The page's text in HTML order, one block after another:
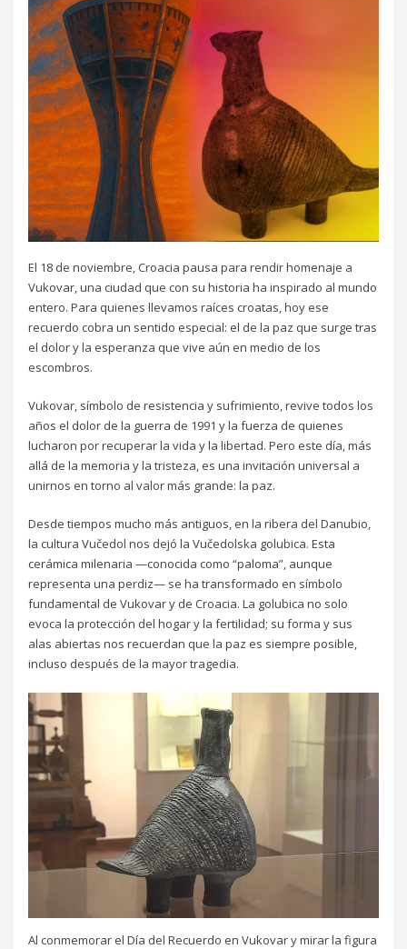
El 18 de noviembre, Croacia pausa para rendir homenaje a
Vukovar, una ciudad que con su historia ha inspirado al mundo
entero. Para quienes llevamos raíces croatas, hoy ese
recuerdo cobra un sentido especial: el de la paz que surge tras
el dolor y la esperanza que vive aún en medio de los
escombros.
Vukovar, símbolo de resistencia y sufrimiento, revive todos los
años el dolor de la guerra de 1991 y la fuerza de quienes
lucharon por recuperar la vida y la libertad. Pero este día, más
allá de la memoria y la tristeza, es una invitación universal a
unirnos en torno al valor más grande: la paz.
Desde tiempos mucho más antiguos, en la ribera del Danubio,
la cultura Vučedol nos dejó la Vučedolska golubica. Esta
cerámica milenaria —conocida como “paloma”, aunque
representa una perdiz— se ha transformado en símbolo
fundamental de Vukovar y de Croacia. La golubica no solo
evoca la protección del hogar y la fertilidad; su forma y sus
alas abiertas nos recuerdan que la paz es siempre posible,
incluso después de la mayor tragedia.
Al conmemorar el Día del Recuerdo en Vukovar y mirar la figura